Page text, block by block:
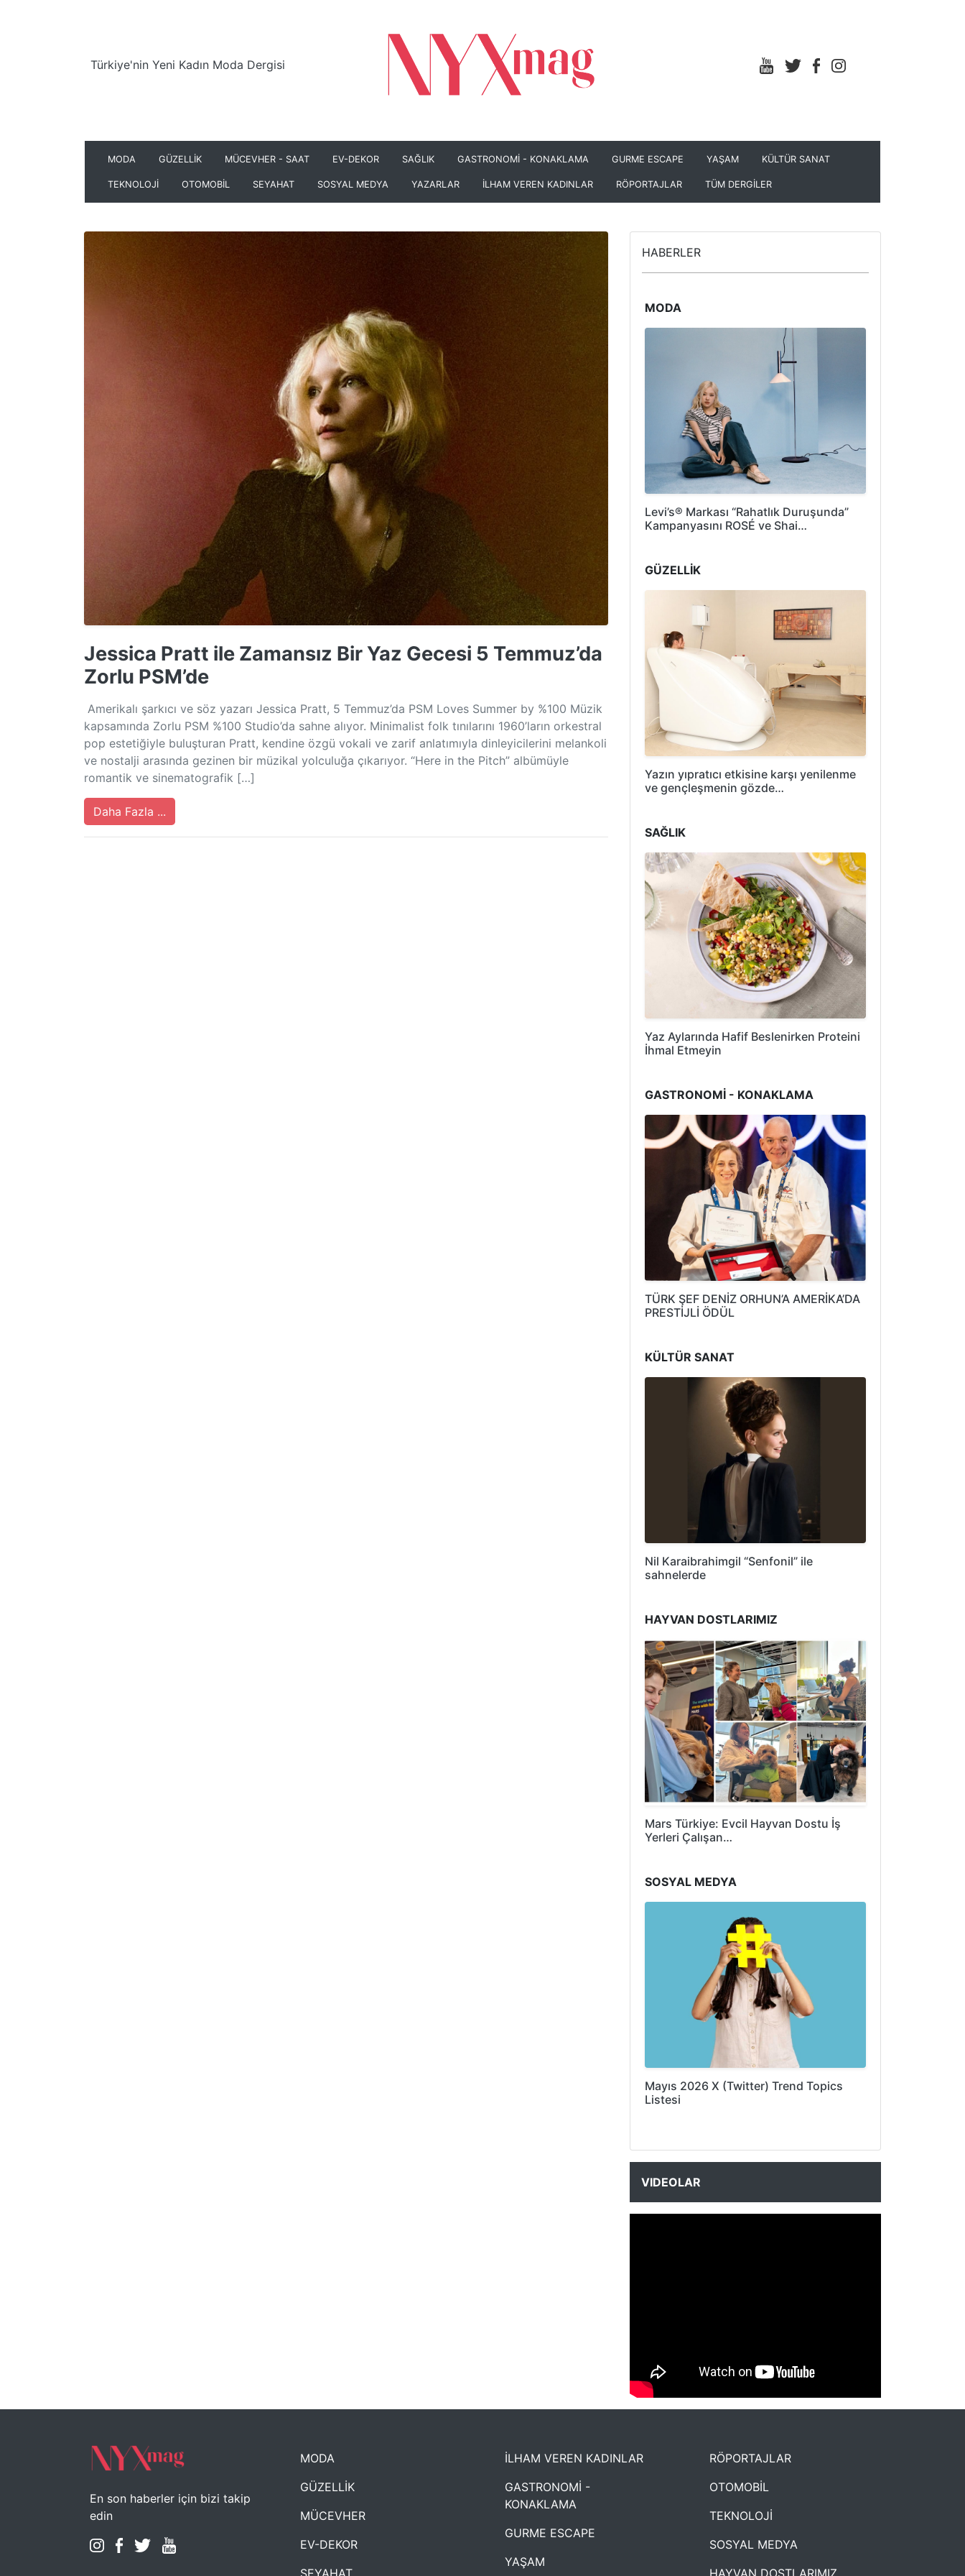
Türkiye'nin Yeni Kadın Moda Dergisi
MODA GÜZELLİK MÜCEVHER - SAAT EV-DEKOR SAĞLIK GASTRONOMİ - KONAKLAMA GURME ESCAPE YAŞAM KÜLTÜR SANAT
TEKNOLOJİ OTOMOBİL SEYAHAT SOSYAL MEDYA YAZARLAR İLHAM VEREN KADINLAR RÖPORTAJLAR TÜM DERGİLER
Jessica Pratt ile Zamansız Bir Yaz Gecesi 5 Temmuz’da
Zorlu PSM’de
Amerikalı şarkıcı ve söz yazarı Jessica Pratt, 5 Temmuz’da PSM Loves Summer by %100 Müzik
kapsamında Zorlu PSM %100 Studio’da sahne alıyor. Minimalist folk tınılarını 1960’ların orkestral
pop estetiğiyle buluşturan Pratt, kendine özgü vokali ve zarif anlatımıyla dinleyicilerini melankoli
ve nostalji arasında gezinen bir müzikal yolculuğa çıkarıyor. “Here in the Pitch” albümüyle
romantik ve sinematografik […]
Daha Fazla ...
HABERLER
MODA
Levi’s® Markası “Rahatlık Duruşunda”
Kampanyasını ROSÉ ve Shai…
GÜZELLİK
Yazın yıpratıcı etkisine karşı yenilenme
ve gençleşmenin gözde…
SAĞLIK
Yaz Aylarında Hafif Beslenirken Proteini
İhmal Etmeyin
GASTRONOMİ - KONAKLAMA
TÜRK ŞEF DENİZ ORHUN’A AMERİKA’DA
PRESTİJLİ ÖDÜL
KÜLTÜR SANAT
Nil Karaibrahimgil “Senfonil” ile
sahnelerde
HAYVAN DOSTLARIMIZ
Mars Türkiye: Evcil Hayvan Dostu İş
Yerleri Çalışan…
SOSYAL MEDYA
Mayıs 2026 X (Twitter) Trend Topics
Listesi
VIDEOLAR
NYXmag 2. Yaş Kutlama Etkinliği
En son haberler için bizi takip
edin
MODA
GÜZELLİK
MÜCEVHER
EV-DEKOR
SEYAHAT
İLHAM VEREN KADINLAR
GASTRONOMİ -
KONAKLAMA
GURME ESCAPE
YAŞAM
RÖPORTAJLAR
OTOMOBİL
TEKNOLOJİ
SOSYAL MEDYA
HAYVAN DOSTLARIMIZ